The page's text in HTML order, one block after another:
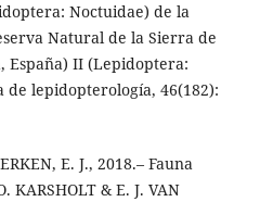
Noctuidae) de la
Natural de la Sierra de
España) II (Lepidoptera:
de lepidopterología, 46(182):
E. J., 2018.– Fauna
KARSHOLT & E. J. VAN